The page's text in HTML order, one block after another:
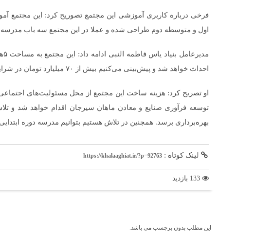
فرخی درباره کاربری آموزشی این مجتمع تصوریح کرد: این مجتمع
اول و متوسطه دوم طراحی شده و عملا در این مجتمع سه باب
احداث خواهد شد و پیش‌بینی می‌کنیم بیش از ۷۰ میلیارد تومان در شرایط فعلی هزینه احداث است.
او تصریح کرد: هزینه ساخت این مجتمع از محل مسئولیت‌های
بهره‌برداری برسد. همچنین در تلاش هستیم بتوانیم مدرسه دوره
لینک کوتاه : https://khalaaghiat.ir/?p=92763
این مطلب بدون برچسب می باشد.